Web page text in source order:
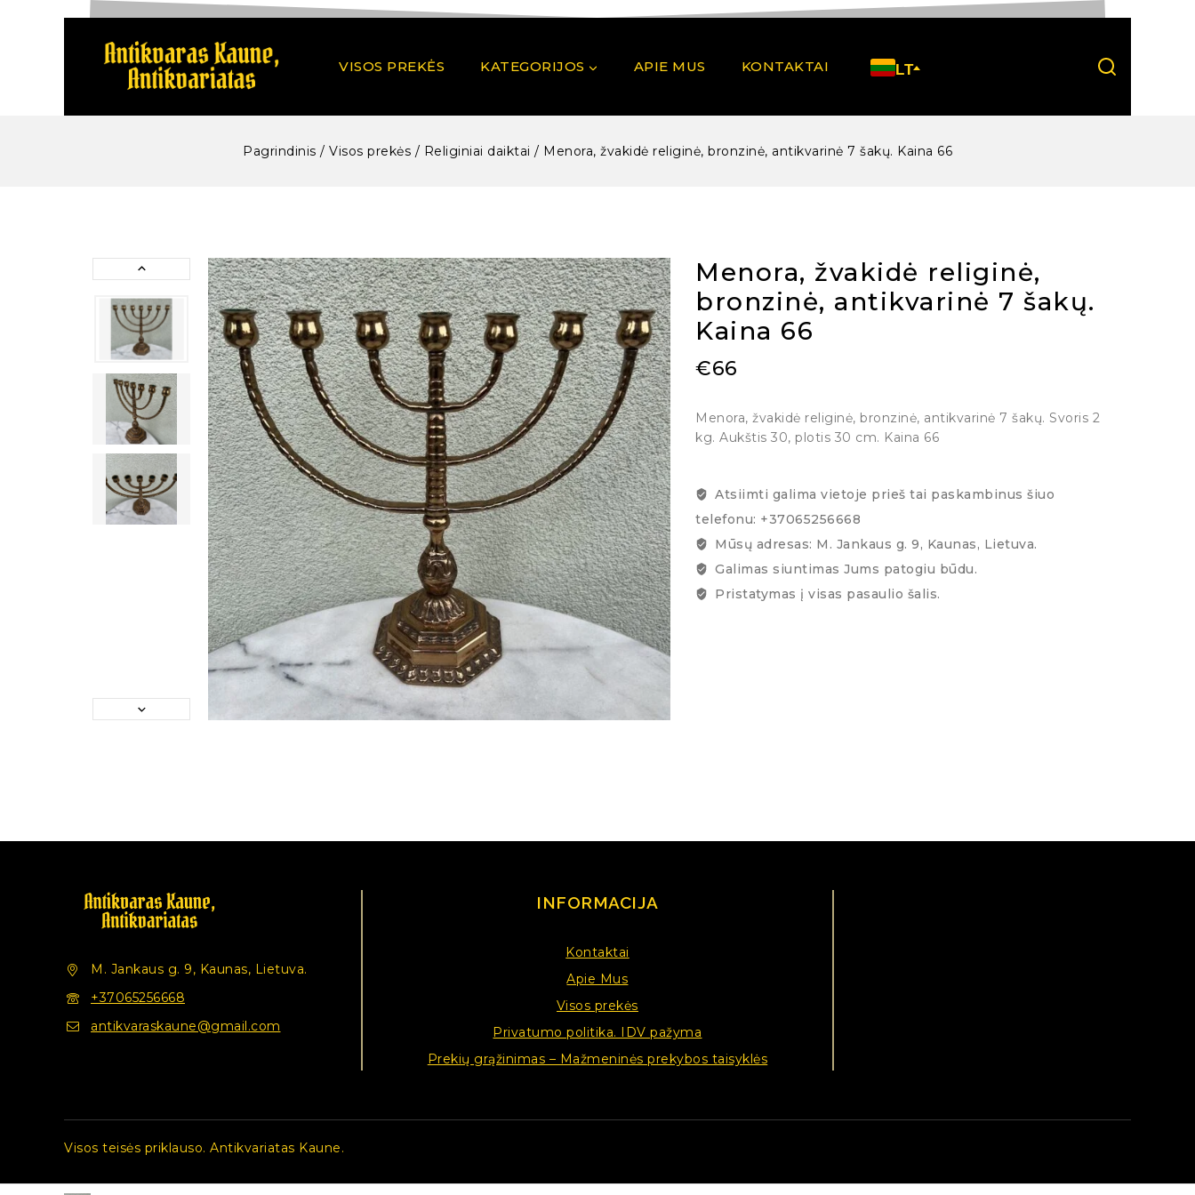
VISOS PREKĖS KATEGORIJOS APIE MUS KONTAKTAI LT
Pagrindinis / Visos prekės / Religiniai daiktai / Menora, žvakidė religinė, bronzinė, antikvarinė 7 šakų. Kaina 66
Menora, žvakidė religinė,
bronzinė, antikvarinė 7 šakų.
Kaina 66
€66
Menora, žvakidė religinė, bronzinė, antikvarinė 7 šakų. Svoris 2
kg. Aukštis 30, plotis 30 cm. Kaina 66
Atsiimti galima vietoje prieš tai paskambinus šiuo
telefonu: +37065256668
Mūsų adresas: M. Jankaus g. 9, Kaunas, Lietuva.
Galimas siuntimas Jums patogiu būdu.
Pristatymas į visas pasaulio šalis.
M. Jankaus g. 9, Kaunas, Lietuva.
+37065256668
antikvaraskaune@gmail.com
INFORMACIJA
Kontaktai
Apie Mus
Visos prekės
Privatumo politika. IDV pažyma
Prekių grąžinimas – Mažmeninės prekybos taisyklės
Visos teisės priklauso. Antikvariatas Kaune.